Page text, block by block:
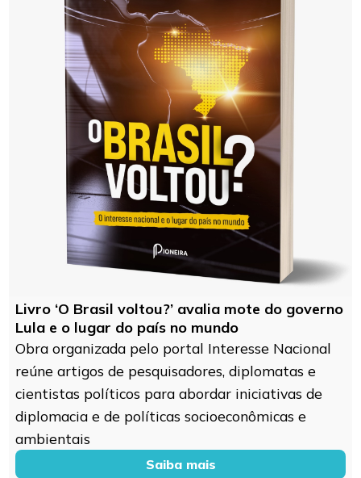
Livro ‘O Brasil voltou?’ avalia mote do governo
Lula e o lugar do país no mundo
Obra organizada pelo portal Interesse Nacional
reúne artigos de pesquisadores, diplomatas e
cientistas políticos para abordar iniciativas de
diplomacia e de políticas socioeconômicas e
ambientais
Saiba mais